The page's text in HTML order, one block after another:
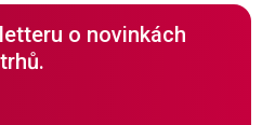
o novinkách